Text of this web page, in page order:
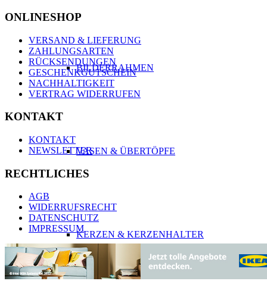
BILDERRAHMEN
VASEN & ÜBERTÖPFE
KERZEN & KERZENHALTER
ONLINESHOP
VERSAND & LIEFERUNG
ZAHLUNGSARTEN
RÜCKSENDUNGEN
GESCHENKGUTSCHEIN
NACHHALTIGKEIT
VERTRAG WIDERRUFEN
KONTAKT
KONTAKT
NEWSLETTER
RECHTLICHES
AGB
WIDERRUFSRECHT
DATENSCHUTZ
IMPRESSUM